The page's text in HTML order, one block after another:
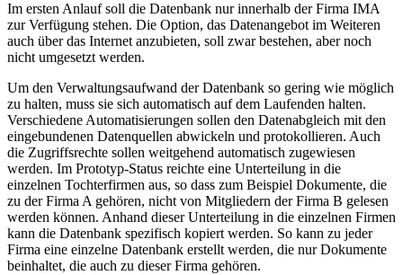
Im ersten Anlauf soll die Datenbank nur innerhalb der Firma IMA
zur Verfügung stehen. Die Option, das Datenangebot im Weiteren
auch über das Internet anzubieten, soll zwar bestehen, aber noch
nicht umgesetzt werden.
Um den Verwaltungsaufwand der Datenbank so gering wie möglich
zu halten, muss sie sich automatisch auf dem Laufenden halten.
Verschiedene Automatisierungen sollen den Datenabgleich mit den
eingebundenen Datenquellen abwickeln und protokollieren. Auch
die Zugriffsrechte sollen weitgehend automatisch zugewiesen
werden. Im Prototyp-Status reichte eine Unterteilung in die
einzelnen Tochterfirmen aus, so dass zum Beispiel Dokumente, die
zu der Firma A gehören, nicht von Mitgliedern der Firma B gelesen
werden können. Anhand dieser Unterteilung in die einzelnen Firmen
kann die Datenbank spezifisch kopiert werden. So kann zu jeder
Firma eine einzelne Datenbank erstellt werden, die nur Dokumente
beinhaltet, die auch zu dieser Firma gehören.